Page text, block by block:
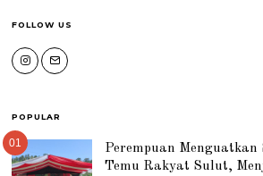
FOLLOW US
POPULAR
01
Perempuan
Temu Rakyat Sulut,